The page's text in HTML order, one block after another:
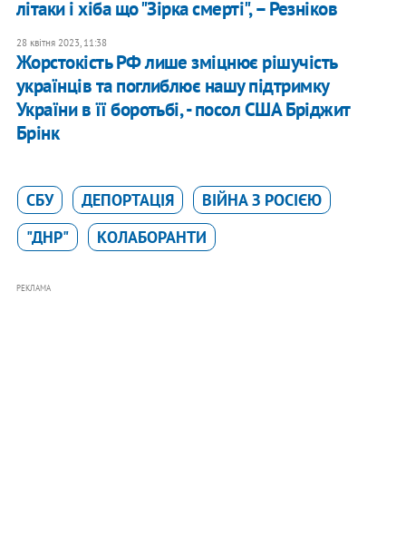
літаки і хіба що "Зірка смерті", – Резніков
28 квітня 2023, 11:38
Жорстокість РФ лише зміцнює рішучість
українців та поглиблює нашу підтримку
України в її боротьбі, - посол США Бріджит
Брінк
СБУ ДЕПОРТАЦІЯ
ВІЙНА З РОСІЄЮ
"ДНР"
КОЛАБОРАНТИ
РЕКЛАМА